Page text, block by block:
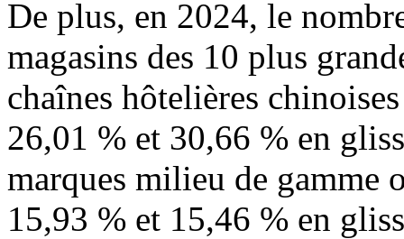
De plus, en 2024, le
magasins des 10 plus
chaînes hôtelières
26,01 % et 30,66 % en
marques milieu de gamme
15,93 % et 15,46 % en